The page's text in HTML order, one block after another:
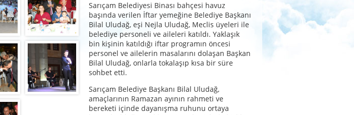
Sarıçam Belediyesi Binası bahçesi havuz
başında verilen İftar yemeğine Belediye Başkanı
Bilal Uludağ, eşi Nejla Uludağ, Meclis üyeleri ile
belediye personeli ve aileleri katıldı. Yaklaşık
bin kişinin katıldığı iftar programın öncesi
personel ve ailelerin masalarını dolaşan Başkan
Bilal Uludağ, onlarla tokalaşıp kısa bir süre
sohbet etti.
Sarıçam Belediye Başkanı Bilal Uludağ,
amaçlarının Ramazan ayının rahmeti ve
bereketi içinde dayanışma ruhunu ortaya